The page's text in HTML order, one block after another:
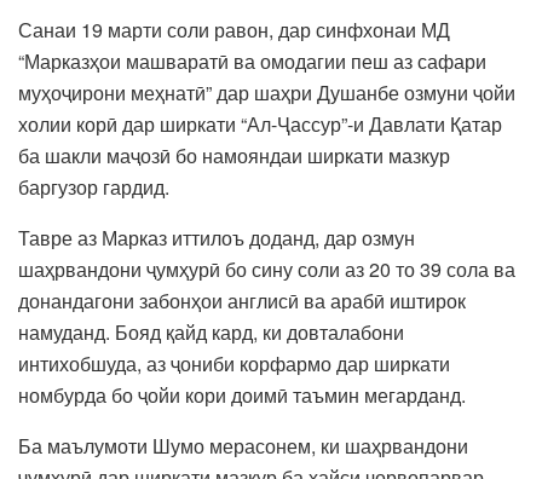
Санаи 19 марти соли равон, дар синфхонаи МД
“Марказҳои машваратӣ ва омодагии пеш аз сафари
муҳоҷирони меҳнатӣ” дар шаҳри Душанбе озмуни ҷойи
холии корӣ дар ширкати “Ал-Ҷассур”-и Давлати Қатар
ба шакли маҷозӣ бо намояндаи ширкати мазкур
баргузор гардид.
Тавре аз Марказ иттилоъ доданд, дар озмун
шаҳрвандони ҷумҳурӣ бо сину соли аз 20 то 39 сола ва
донандагони забонҳои англисӣ ва арабӣ иштирок
намуданд. Бояд қайд кард, ки довталабони
интихобшуда, аз ҷониби корфармо дар ширкати
номбурда бо ҷойи кори доимӣ таъмин мегарданд.
Ба маълумоти Шумо мерасонем, ки шаҳрвандони